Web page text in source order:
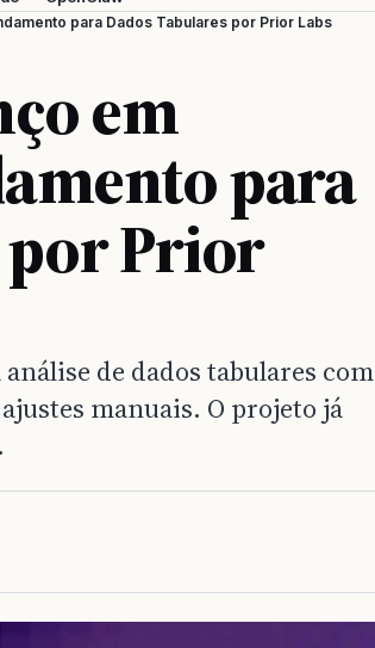
para Dados Tabulares por Prior Labs
em
para
por Prior
de dados tabulares com
manuais. O projeto já